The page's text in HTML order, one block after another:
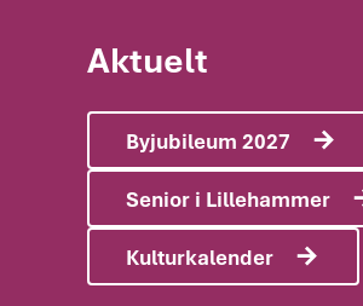
Aktuelt
Byjubileum 2027
Senior i Lillehammer
Kulturkalender